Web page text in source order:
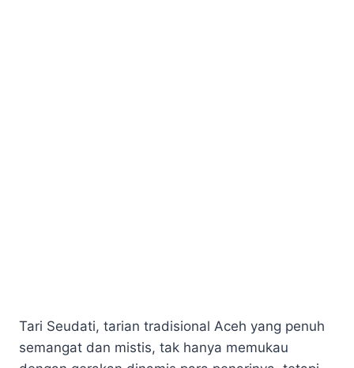
Tari Seudati, tarian tradisional Aceh yang penuh
semangat dan mistis, tak hanya memukau